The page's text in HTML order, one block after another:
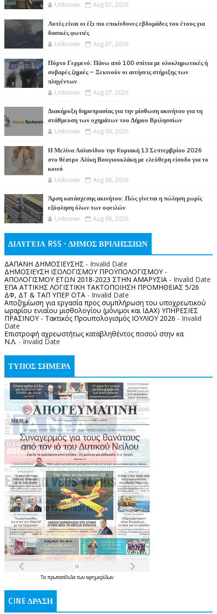
Unknown Aug 07, 2026
Αυτές είναι οι έξι πιο επικίνδυνες εβδομάδες του έτους για
δασικές φωτιές
Unknown Aug 07, 2026
Πόρτο Γερμενό: Πάνω από 100 σπίτια με ολοκληρωτικές ή
σοβαρές ζημιές – Ξεκινούν οι αιτήσεις στήριξης των
πληγέντων
Unknown Aug 07, 2026
Διακήρυξη δημοπρασίας για την μίσθωση ακινήτου για τη
στάθμευση των οχημάτων του Δήμου Βριλησσίων
Unknown Aug 06, 2026
Η Μελίνα Ασλανίδου την Kυριακή 13 Σεπτεμβρίου 2026
στο θέατρο Αλίκη Βουγιουκλάκη με ελεύθερη είσοδο για το
κοινό
Unknown Aug 06, 2026
Άρση κατάσχεσης ακινήτου: Πώς γίνεται η πώληση χωρίς
εξόφληση όλων των οφειλών
Unknown Aug 06, 2026
ΔΙΑΥΓΕΙΑ RSS - ΔΗΜΟΣ ΒΡΙΛΗΣΣΙΩΝ
ΔΑΠΑΝΗ ΔΗΜΟΣΙΕΥΣΗΣ - Invalid Date
ΔΗΜΟΣΙΕΥΣΗ ΙΣΟΛΟΓΙΣΜΟΥ ΠΡΟΫΠΟΛΟΓΙΣΜΟΥ -
ΑΠΟΛΟΓΙΣΜΟΥ ΕΤΩΝ 2018-2023 ΣΤΗΝ ΑΜΑΡΥΣΙΑ- Invalid Date
ΕΠΑ ΑΤΤΙΚΗΣ ΛΟΓΙΣΤΙΚΗ ΤΑΚΤΟΠΟΙΗΣΗ ΠΡΟΜΗΘΕΙΑΣ 5/26
ΔΦ, ΔΤ & ΤΑΠ ΥΠΕΡ ΟΤΑ- Invalid Date
Αποζημίωση για εργασία προς συμπλήρωση του υποχρεωτικού
ωραρίου ενιαίου μισθολογίου (μόνιμοι και ΙΔΑΧ) ΥΠΗΡΕΣΙΕΣ
ΠΡΑΣΙΝΟΥ - Τακτικός Προυπολογισμός ΙΟΥΛΙΟΥ 2026 - Invalid
Date
Επιστροφή αχρεωστήτως καταβληθέντος ποσoύ στην κα
Ν.Λ. - Invalid Date
ΤΥΠΟΣ ΣΗΜΕΡΑ
Τα πρωτοσέλιδατων εφημερίδων
CINE ΔΡΑΣΗ